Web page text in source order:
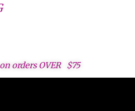
orders OVER $75